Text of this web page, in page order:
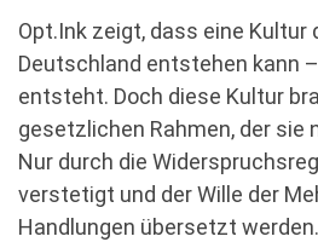
Opt.Ink zeigt, dass eine Kultur
Deutschland entstehen kann
entsteht. Doch diese Kultur
gesetzlichen Rahmen, der sie
Nur durch die
verstetigt und der Wille der
Handlungen übersetzt werden.